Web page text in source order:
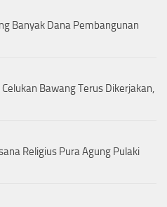
Banyak Dana Pembangunan
Bawang Terus Dikerjakan,
Religius Pura Agung Pulaki